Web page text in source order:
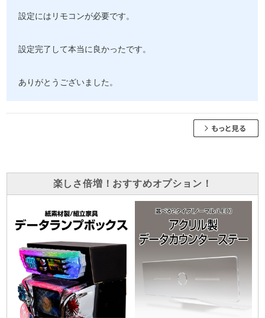
設定にはリモコンが必要です。
設定完了して本当に良かったです。
ありがとうございました。
楽しさ倍増！おすすめオプション！